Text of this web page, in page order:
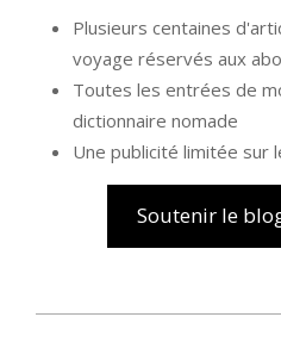
Plusieurs centaines
voyage réservés aux
Toutes les entrées de
dictionnaire nomade
Une publicité limitée sur
Soutenir le